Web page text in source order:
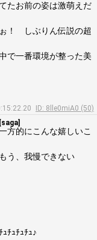
たお前の姿は激萌えだ
！ しぶりん伝説の超
で一番環境が整った美
ID: 8lle0miA0 (50)
[saga]
的にこんな嬉しいこ
、我慢できない
ｭﾁｭﾁｭ♪